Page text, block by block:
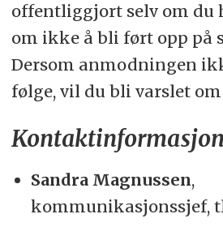
offentliggjort selv om du
om ikke å bli ført opp på
Dersom anmodningen
følge, vil du bli varslet
Sandra Magnussen,
kommunikasjonssjef,